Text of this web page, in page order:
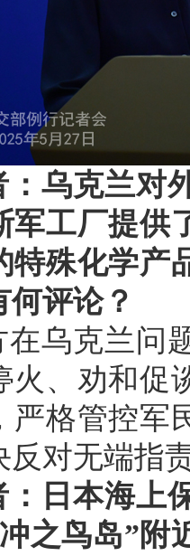
：乌克兰对
军工厂提供
特殊化学产
评论？
在乌克兰问
火、劝和促
严格管控军
反对无端指
：日本海上
之鸟岛”附